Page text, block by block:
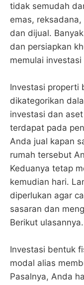
tidak semudah
emas,
dan dijual.
dan persiapkan
memulai
Investasi properti
dikategorikan
investasi dan
terdapat pada
Anda jual kapan
rumah tersebut
Keduanya tetap
kemudian hari.
diperlukan agar
sasaran dan
Berikut ulasannya.
Investasi bentuk
modal alias
Pasalnya, Anda